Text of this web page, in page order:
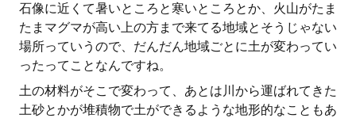
石像に近くて暑いところと寒いところとか、火山がたま
たまマグマが高い上の方まで来てる地域とそうじゃない
場所っていうので、だんだん地域ごとに土が変わってい
ったってことなんですね。
土の材料がそこで変わって、あとは川から運ばれてきた
土砂とかが堆積物で土ができるような地形的なこともあ